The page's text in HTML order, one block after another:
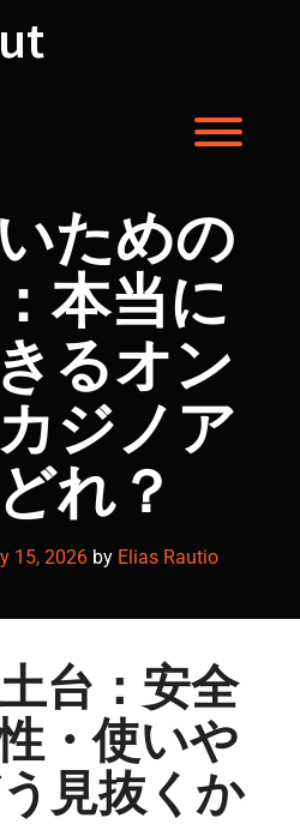
ための
本当に
るオン
ジノア
れ？
15, 2026 by Elias Rautio
台：安全
・使いや
見抜くか